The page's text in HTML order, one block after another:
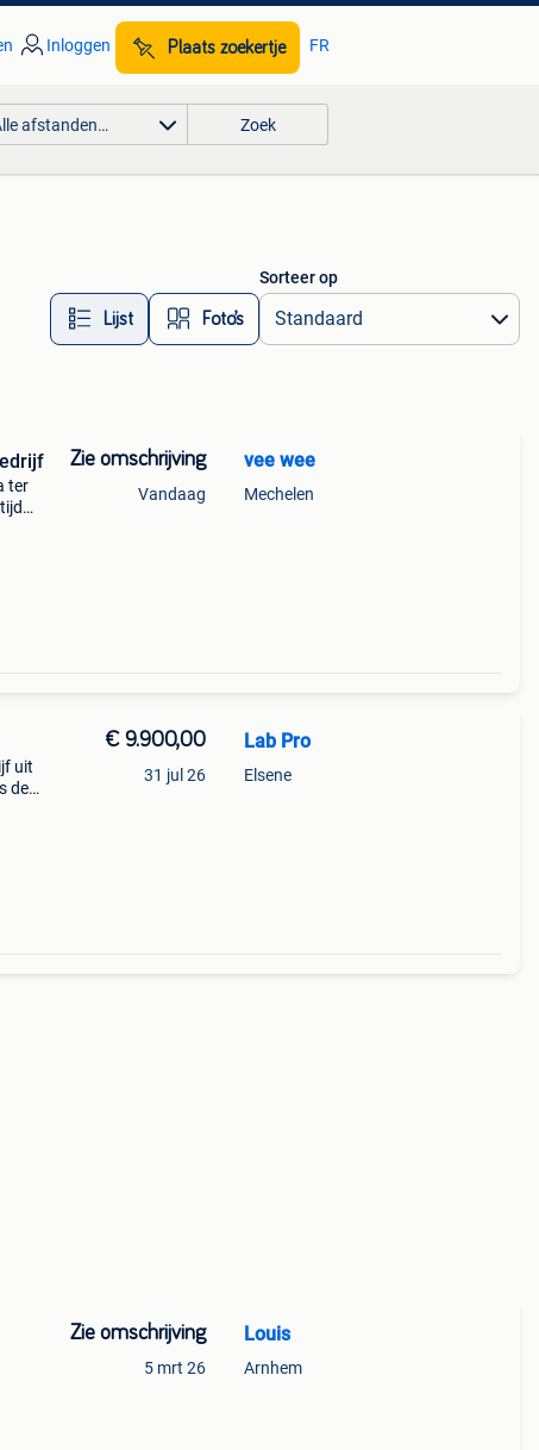
Inloggen Plaats zoekertje FR
afstanden… Zoek
Lijst Foto’s
Sorteer op
ter
Zie omschrijving
Vandaag
vee wee
Mechelen
uit
de
€ 9.900,00
31 jul 26
Lab Pro
Elsene
Zie omschrijving
5 mrt 26
Louis
Arnhem